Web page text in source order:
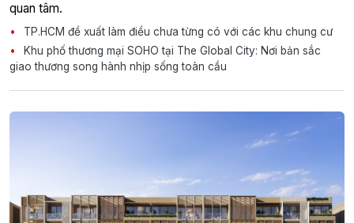
quan tâm.
TP.HCM đề xuất làm điều chưa từng có với các khu chung cư
Khu phố thương mại SOHO tại The Global City: Nơi bản sắc
giao thương song hành nhịp sống toàn cầu